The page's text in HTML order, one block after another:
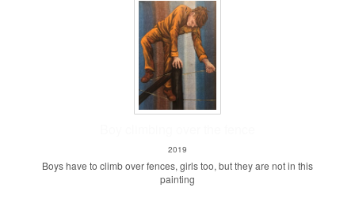
2019
Boys have to climb over fences, girls too, but they are not in this
painting